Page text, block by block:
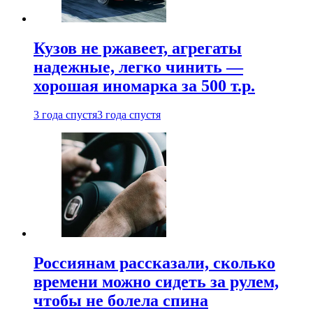
Кузов не ржавеет, агрегаты
надежные, легко чинить —
хорошая иномарка за 500 т.р.
3 года спустя3 года спустя
Россиянам рассказали, сколько
времени можно сидеть за рулем,
чтобы не болела спина